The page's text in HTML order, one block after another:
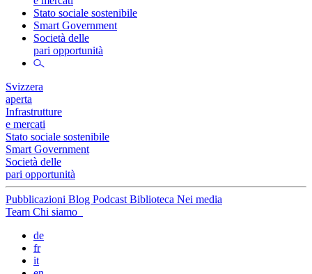
Stato sociale sostenibile
Smart Government
Società delle
pari opportunità
Svizzera
aperta
Infrastrutture
e mercati
Stato sociale sostenibile
Smart Government
Società delle
pari opportunità
Pubblicazioni Blog Podcast Biblioteca Nei media
Team Chi siamo
de
fr
it